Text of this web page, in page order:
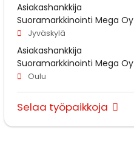
Asiakashankkija
Suoramarkkinointi Mega Oy
Jyväskylä
Asiakashankkija
Suoramarkkinointi Mega Oy
Oulu
Selaa työpaikkoja